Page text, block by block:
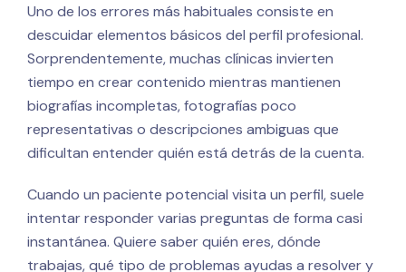
Uno de los errores más habituales consiste en
descuidar elementos básicos del perfil profesional.
Sorprendentemente, muchas clínicas invierten
tiempo en crear contenido mientras mantienen
biografías incompletas, fotografías poco
representativas o descripciones ambiguas que
dificultan entender quién está detrás de la cuenta.
Cuando un paciente potencial visita un perfil, suele
intentar responder varias preguntas de forma casi
instantánea. Quiere saber quién eres, dónde
trabajas, qué tipo de problemas ayudas a resolver y